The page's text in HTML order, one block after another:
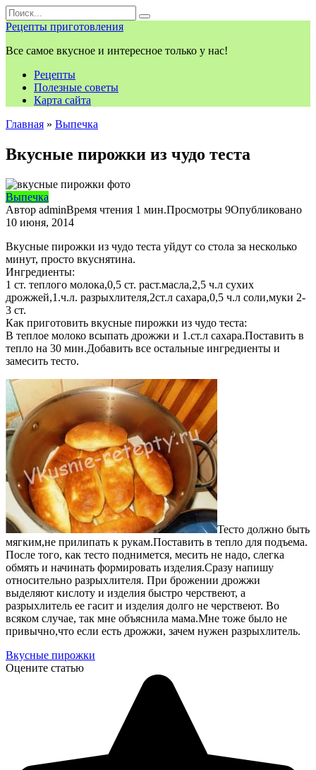
Перейти
к
контенту
Search
for:
Рецепты приготовления
Все самое вкусное и интересное только у нас!
Рецепты
Полезные советы
Карта сайта
Главная » Выпечка
Вкусные пирожки из чудо теста
Выпечка
Автор adminВремя чтения 1 мин.Просмотры 9Опубликовано
10 июня, 2014
Вкусные пирожки из чудо теста уйдут со стола за несколько
минут, просто вкуснятина.
Ингредиенты:
1 ст. теплого молока,0,5 ст. раст.масла,2,5 ч.л сухих
дрожжей,1.ч.л. разрыхлителя,2ст.л сахара,0,5 ч.л соли,муки 2-
3 ст.
Как приготовить вкусные пирожки из чудо теста:
В теплое молоко всыпать дрожжи и 1.ст.л сахара.Поставить в
тепло на 30 мин.Добавить все остальные ингредиенты и
замесить тесто.
Тесто должно быть
мягким,не прилипать к рукам.Поставить в тепло для подъема.
После того, как тесто поднимется, месить не надо, слегка
обмять и начинать формировать изделия.Сразу напишу
относительно разрыхлителя. При брожении дрожжи
выделяют кислоту и изделия быстро черствеют, а
разрыхлитель ее гасит и изделия долго не черствеют. Во
всяком случае, так мне объяснила мама.Мне тоже было не
привычно,что если есть дрожжи, зачем нужен разрыхлитель.
Вкусные пирожки
Оцените статью